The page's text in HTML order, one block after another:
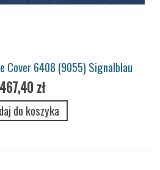
Cover 6408 (9055) Signalblau
467,40 zł
do koszyka